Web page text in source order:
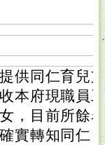
供同仁育兒
本府現職員
，目前所餘
實轉知同仁